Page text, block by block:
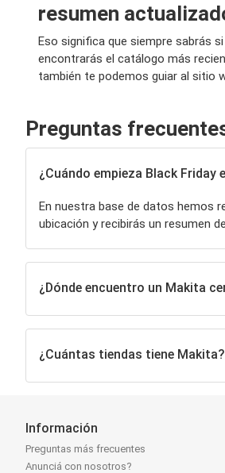
resumen
Eso significa que siempre sabrás
encontrarás el catálogo más
también te podemos guiar al sitio
Preguntas
¿Cuándo empieza Black Friday
En nuestra base de datos hemos
ubicación y recibirás un resumen
¿Dónde encuentro un Makita
¿Cuántas tiendas tiene Makita?
Información
Preguntas más frecuentes
Anunciá con nosotros?